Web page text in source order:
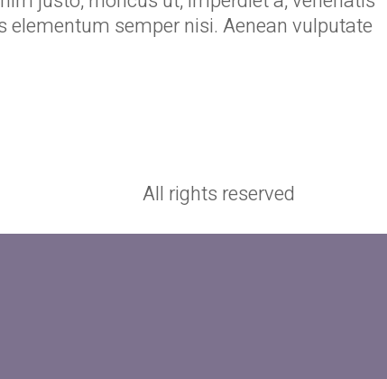
semper nisi. Aenean vulputate
All rights reserved